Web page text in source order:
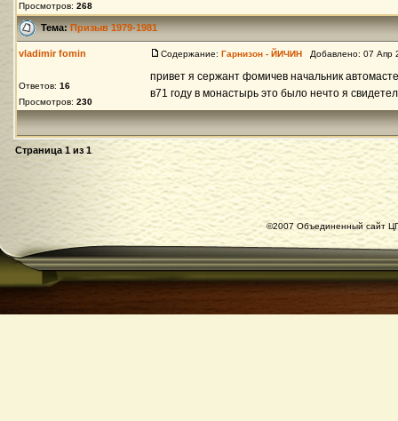
Просмотров: 268
Тема:Призыв 1979-1981
vladimir fomin
Ответов: 16
Просмотров: 230
Содержание: Гарнизон - ЙИЧИН Добавлено: 07
привет я сержант фомичев начальник
в71 году в монастырь это было нечто я
Страница1из 1
©2007 Объединенный сайт